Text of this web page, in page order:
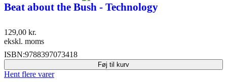
Beat about the Bush - Technology
129,00 kr.
ekskl. moms
ISBN:9788397073418
Føj til kurv
Hent flere varer